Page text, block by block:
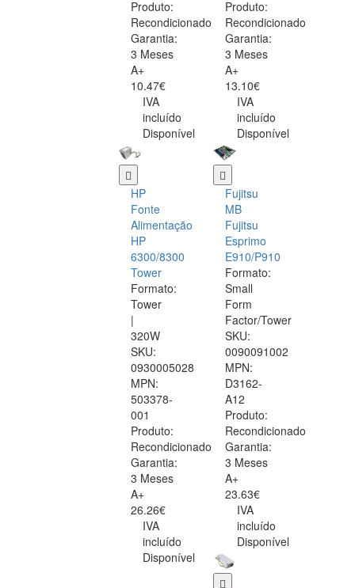
Produto:
Recondicionado
Garantia:
3 Meses
A+
10.47€
IVA
incluído
Disponível
Produto:
Recondicionado
Garantia:
3 Meses
A+
13.10€
IVA
incluído
Disponível
HP
Fonte
Alimentação
HP
6300/8300
Tower
Formato:
Tower
|
320W
SKU:
0930005028
MPN:
503378-
001
Produto:
Recondicionado
Garantia:
3 Meses
A+
26.26€
IVA
incluído
Disponível
Fujitsu
MB
Fujitsu
Esprimo
E910/P910
Formato:
Small
Form
Factor/Tower
SKU:
0090091002
MPN:
D3162-
A12
Produto:
Recondicionado
Garantia:
3 Meses
A+
23.63€
IVA
incluído
Disponível